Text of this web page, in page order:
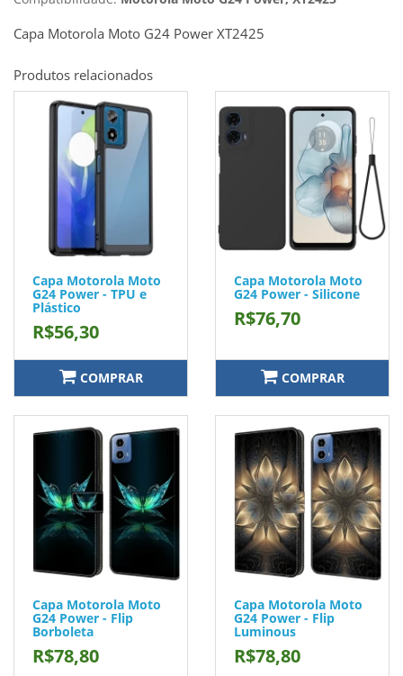
Capa Motorola Moto G24 Power XT2425
Produtos relacionados
Capa Motorola Moto
G24 Power - TPU e
Plástico
R$56,30
COMPRAR
Capa Motorola Moto
G24 Power - Silicone
R$76,70
COMPRAR
Capa Motorola Moto
G24 Power - Flip
Borboleta
R$78,80
Capa Motorola Moto
G24 Power - Flip
Luminous
R$78,80